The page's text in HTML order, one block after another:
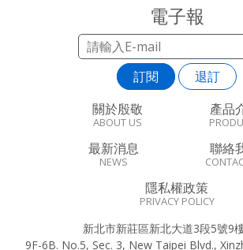
關於殷敬
ABOUT US
產品
最新消息
NEWS
聯絡
隱私權政策
PRIVACY POLICY
新北市新莊區新北大道3段5號9
9F-6B. No.5, Sec. 3, New Taipei Blvd.,
電子報
訂閱 退訂